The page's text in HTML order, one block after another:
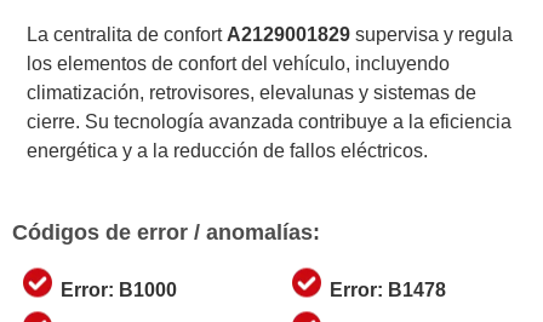
La centralita de confort A2129001829 supervisa y regula
los elementos de confort del vehículo, incluyendo
climatización, retrovisores, elevalunas y sistemas de
cierre. Su tecnología avanzada contribuye a la eficiencia
energética y a la reducción de fallos eléctricos.
Códigos de error / anomalías:
Error: B1000 Error: B1478